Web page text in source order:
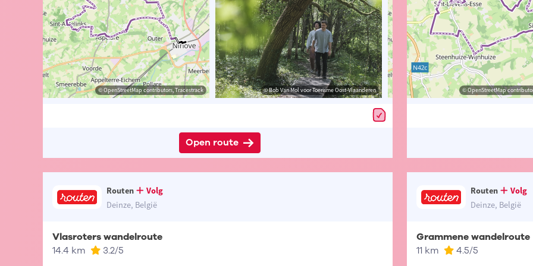
© OpenStreetMap contributors, Tracestrack © Bob Van Mol voor Toerisme Oost-Vlaanderen © OpenStreetMap contributors,
Open route
Oost-Vlaanderen © OpenStreetMap contributors, Tracestrack © Toerisme Oost-Vlaanderen © OpenStreetMap
Routen
Volg
Deinze, België
Vlasroters wandelroute
14.4 km 3.2/5
Routen
Volg
Deinze, België
Grammene wandelroute
11 km 4.5/5